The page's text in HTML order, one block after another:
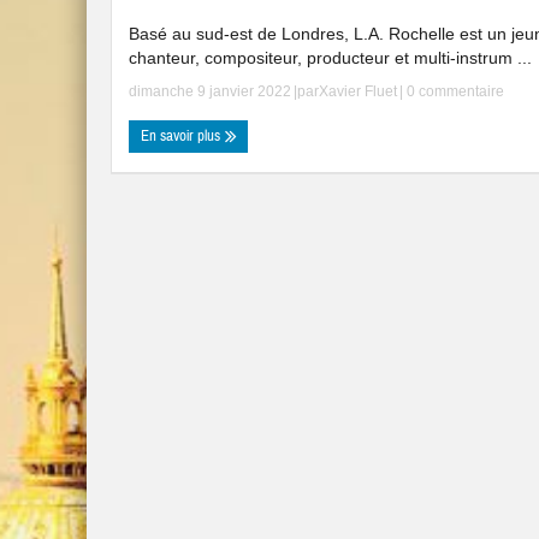
Basé au sud-est de Londres, L.A. Rochelle est un
chanteur, compositeur, producteur et multi-instrum ...
dimanche 9 janvier 2022 |parXavier Fluet 0 commentaire
En savoir plus